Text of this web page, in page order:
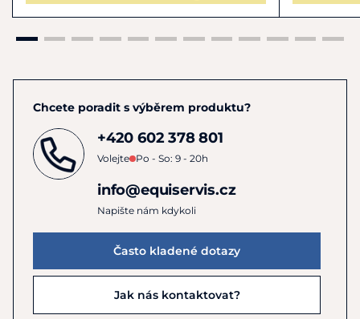
Chcete poradit s výběrem produktu?
+420 602 378 801
Volejte Po - So: 9 - 20h
info@equiservis.cz
Napište nám kdykoli
Často kladené dotazy
Jak nás kontaktovat?